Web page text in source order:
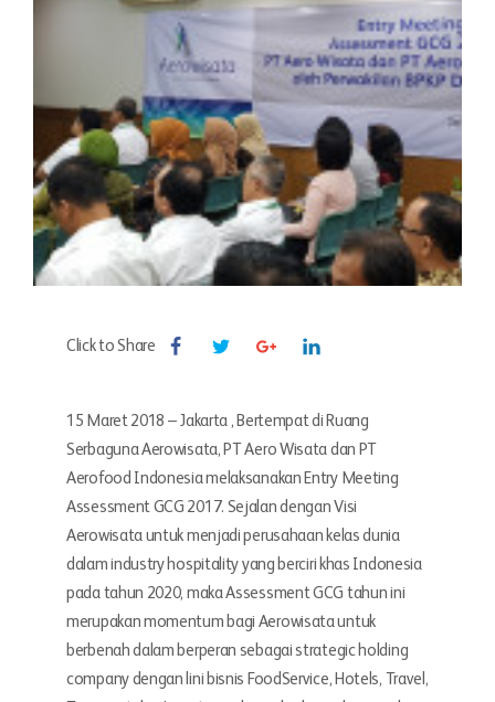
Click to Share
15 Maret 2018 – Jakarta , Bertempat di Ruang
Serbaguna Aerowisata, PT Aero Wisata dan PT
Aerofood Indonesia melaksanakan Entry Meeting
Assessment GCG 2017. Sejalan dengan Visi
Aerowisata untuk menjadi perusahaan kelas dunia
dalam industry hospitality yang berciri khas Indonesia
pada tahun 2020, maka Assessment GCG tahun ini
merupakan momentum bagi Aerowisata untuk
berbenah dalam berperan sebagai strategic holding
company dengan lini bisnis FoodService, Hotels, Travel,